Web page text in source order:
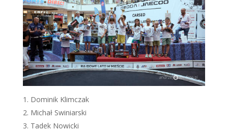
Dominik Klimczak
Michał Swiniarski
Tadek Nowicki